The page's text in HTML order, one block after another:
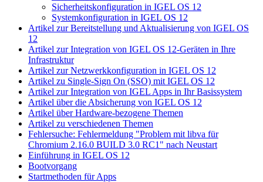
Sicherheitskonfiguration in IGEL OS 12
Systemkonfiguration in IGEL OS 12
Artikel zur Bereitstellung und Aktualisierung von IGEL OS
12
Artikel zur Integration von IGEL OS 12-Geräten in Ihre
Infrastruktur
Artikel zur Netzwerkkonfiguration in IGEL OS 12
Artikel zu Single-Sign On (SSO) mit IGEL OS 12
Artikel zur Integration von IGEL Apps in Ihr Basissystem
Artikel über die Absicherung von IGEL OS 12
Artikel über Hardware-bezogene Themen
Artikel zu verschiedenen Themen
Fehlersuche: Fehlermeldung "Problem mit libva für
Chromium 2.16.0 BUILD 3.0 RC1" nach Neustart
Einführung in IGEL OS 12
Bootvorgang
Startmethoden für Apps